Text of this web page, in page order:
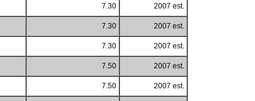
7.30 2007 est.
7.30 2007 est.
7.30 2007 est.
7.50 2007 est.
7.50 2007 est.